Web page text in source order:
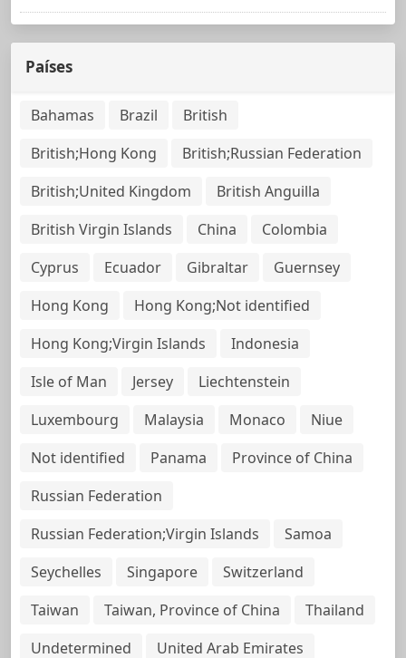
Países
Bahamas Brazil
British
British;Hong Kong
British;Russian Federation
British;United Kingdom
British Anguilla
British Virgin Islands
China
Colombia
Cyprus
Ecuador Gibraltar
Guernsey
Hong Kong
Hong Kong;Not identified
Hong Kong;Virgin Islands
Indonesia
Isle of Man
Jersey
Liechtenstein
Luxembourg
Malaysia Monaco
Niue
Not identified
Panama
Province of China
Russian Federation
Russian Federation;Virgin Islands
Samoa
Seychelles
Singapore
Switzerland
Taiwan
Taiwan, Province of China
Thailand
Undetermined
United Arab Emirates